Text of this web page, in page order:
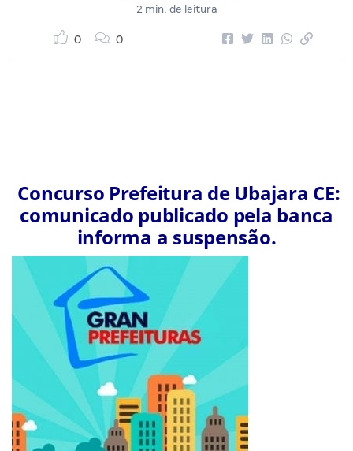
2 min. de leitura
0 0
Concurso Prefeitura de Ubajara CE:
comunicado publicado pela banca
informa a suspensão.